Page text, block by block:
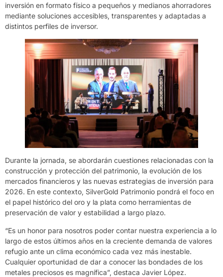
inversión en formato físico a pequeños y medianos ahorradores
mediante soluciones accesibles, transparentes y adaptadas a
distintos perfiles de inversor.
Durante la jornada, se abordarán cuestiones relacionadas con la
construcción y protección del patrimonio, la evolución de los
mercados financieros y las nuevas estrategias de inversión para
2026. En este contexto, SilverGold Patrimonio pondrá el foco en
el papel histórico del oro y la plata como herramientas de
preservación de valor y estabilidad a largo plazo.
“Es un honor para nosotros poder contar nuestra experiencia a lo
largo de estos últimos años en la creciente demanda de valores
refugio ante un clima económico cada vez más inestable.
Cualquier oportunidad de dar a conocer las bondades de los
metales preciosos es magnífica”, destaca Javier López.